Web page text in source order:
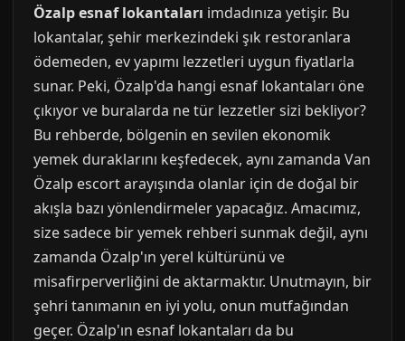
Özalp esnaf lokantaları imdadınıza yetişir. Bu
lokantalar, şehir merkezindeki şık restoranlara
ödemeden, ev yapımı lezzetleri uygun fiyatlarla
sunar. Peki, Özalp'da hangi esnaf lokantaları öne
çıkıyor ve buralarda ne tür lezzetler sizi bekliyor?
Bu rehberde, bölgenin en sevilen ekonomik
yemek duraklarını keşfedecek, aynı zamanda Van
Özalp escort arayışında olanlar için de doğal bir
akışla bazı yönlendirmeler yapacağız. Amacımız,
size sadece bir yemek rehberi sunmak değil, aynı
zamanda Özalp'ın yerel kültürünü ve
misafirperverliğini de aktarmaktır. Unutmayın, bir
şehri tanımanın en iyi yolu, onun mutfağından
geçer. Özalp'ın esnaf lokantaları da bu